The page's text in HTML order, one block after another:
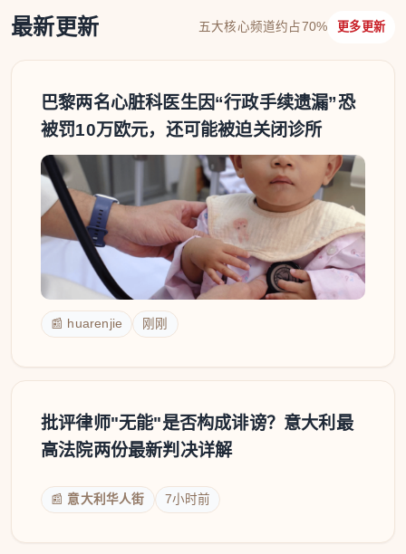
最新更新 五大核心频道约占70% 更多更新
巴黎两名心脏科医生因“行政手续遗漏”恐
被罚10万欧元，还可能被迫关闭诊所
📰 huarenjie 刚刚
批评律师"无能"是否构成诽谤？意大利最
高法院两份最新判决详解
📰 意大利华人街 7小时前